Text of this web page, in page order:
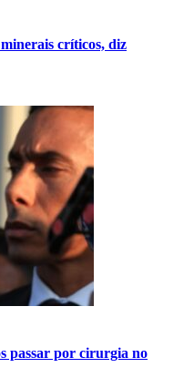
críticos, diz
passar por cirurgia no